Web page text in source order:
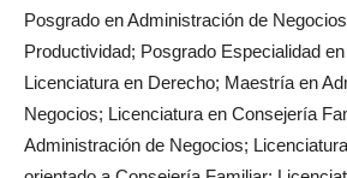
Posgrado en Administración de
Productividad; Posgrado Especialidad
Licenciatura en Derecho; Maestría en
Negocios; Licenciatura en Consejería
Administración de Negocios;